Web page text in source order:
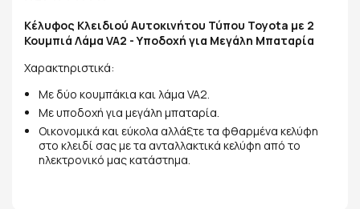
Κέλυφος Κλειδιού Αυτοκινήτου Τύπου Toyota με 2
Κουμπιά Λάμα VA2 - Υποδοχή για Μεγάλη Μπαταρία
Χαρακτηριστικά:
Με δύο κουμπάκια και λάμα VA2.
Με υποδοχή για μεγάλη μπαταρία.
Οικονομικά και εύκολα αλλάξτε τα φθαρμένα κελύφη
στο κλειδί σας με τα ανταλλακτικά κελύφη από το
ηλεκτρονικό μας κατάστημα.